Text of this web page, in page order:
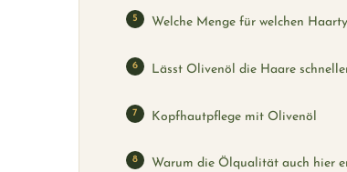
Welche Menge für welchen
Lässt Olivenöl die Haare
Kopfhautpflege mit Olivenöl
Warum die Ölqualität auch hier